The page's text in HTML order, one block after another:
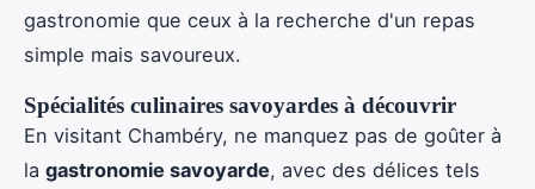
gastronomie que ceux à la recherche d'un repas
simple mais savoureux.
Spécialités culinaires savoyardes à découvrir
En visitant Chambéry, ne manquez pas de goûter à
la gastronomie savoyarde, avec des délices tels